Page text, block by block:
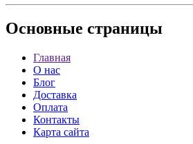
Основные страницы
Главная
О нас
Блог
Доставка
Оплата
Контакты
Карта сайта